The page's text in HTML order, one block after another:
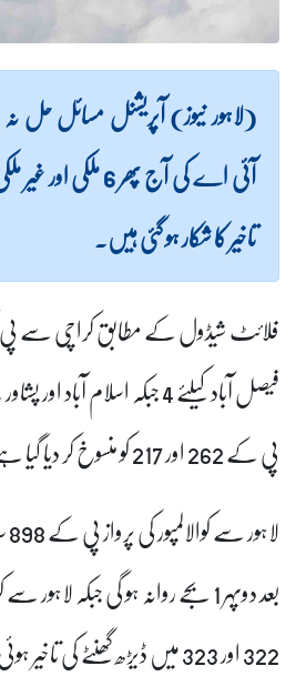
(لاہور نیوز) آپریشنل مسائل
تاخیر کا شکار ہو گئی ہیں۔
فلائٹ شیڈول کے مطابق کراچی سے پی
پی کے 262 اور 217 کو منسوخ کر دیا گیا ہے۔
بعد دوپہر 1 بجے روانہ ہو گی جبکہ
322 اور 323 میں ڈیڑھ گھنٹے کی تاخیر ہوئی ہے۔